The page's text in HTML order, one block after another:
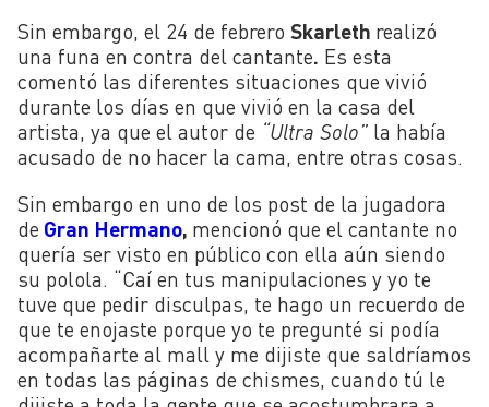
Sin embargo, el 24 de febrero Skarleth realizó
una funa en contra del cantante. Es esta
comentó las diferentes situaciones que vivió
durante los días en que vivió en la casa del
artista, ya que el autor de “Ultra Solo” la había
acusado de no hacer la cama, entre otras cosas.
Sin embargo en uno de los post de la jugadora
de Gran Hermano, mencionó que el cantante no
quería ser visto en público con ella aún siendo
su polola. “Caí en tus manipulaciones y yo te
tuve que pedir disculpas, te hago un recuerdo de
que te enojaste porque yo te pregunté si podía
acompañarte al mall y me dijiste que saldríamos
en todas las páginas de chismes, cuando tú le